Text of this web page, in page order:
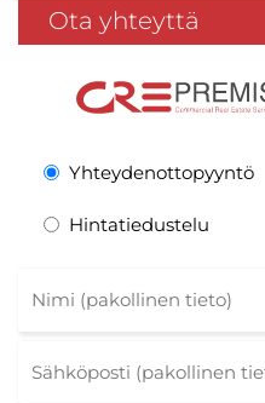
Ota yhteyttä
Yhteydenottopyyntö
Hintatiedustelu